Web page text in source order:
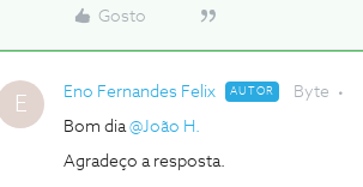
Gosto
E Eno Fernandes Felix AUTOR Byte
Bom dia@João H.
Agradeço a resposta.